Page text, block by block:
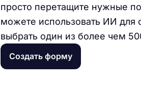
просто перетащите нужные
можете использовать ИИ для
выбрать один из более чем
Создать форму